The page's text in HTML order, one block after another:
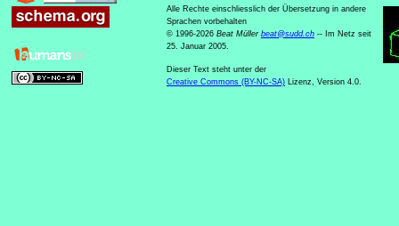
Alle Rechte einschliesslich der Übersetzung in andere
Sprachen vorbehalten
© 1996-2026 Beat Müller beat@sudd.ch -- Im Netz seit
25. Januar 2005.
Dieser Text steht unter der
Creative Commons (BY-NC-SA) Lizenz, Version 4.0.